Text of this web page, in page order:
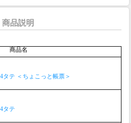
商品説明
商品名
テ ＜ちょこっと帳票＞
タテ